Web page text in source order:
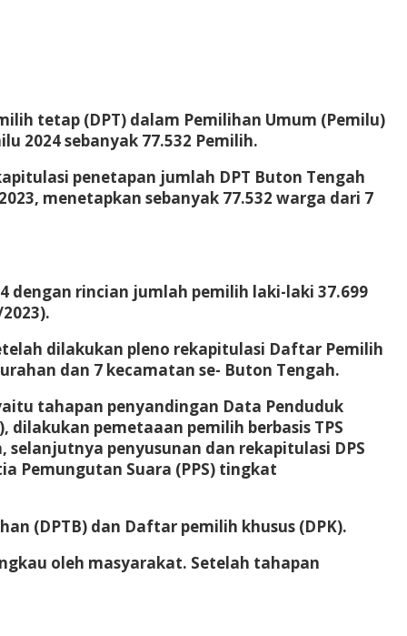
tetap (DPT) dalam Pemilihan Umum (Pemilu)
2024 sebanyak 77.532 Pemilih.
penetapan jumlah DPT Buton Tengah
menetapkan sebanyak 77.532 warga dari 7
dengan rincian jumlah pemilih laki-laki 37.699
dilakukan pleno rekapitulasi Daftar Pemilih
dan 7 kecamatan se- Buton Tengah.
tahapan penyandingan Data Penduduk
dilakukan pemetaaan pemilih berbasis TPS
penyusunan dan rekapitulasi DPS
Pemungutan Suara (PPS) tingkat
(DPTB) dan Daftar pemilih khusus (DPK).
oleh masyarakat. Setelah tahapan